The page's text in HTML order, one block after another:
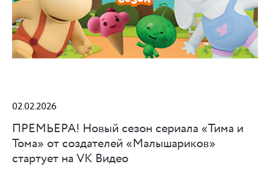
02.02.2026
ПРЕМЬЕРА! Новый сезон сериала «Тима и
Тома» от создателей «Малышариков»
стартует на VK Видео